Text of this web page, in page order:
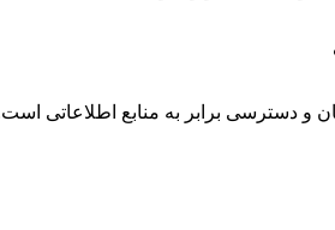
و دسترسی برابر به منابع اطلاعاتی